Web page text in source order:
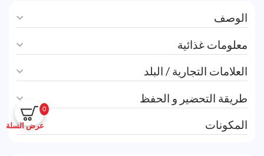
0
عرض السلة
الوصف
معلومات غذائية
العلامات التجارية / البلد
طريقة التحضير و الحفظ
المكونات